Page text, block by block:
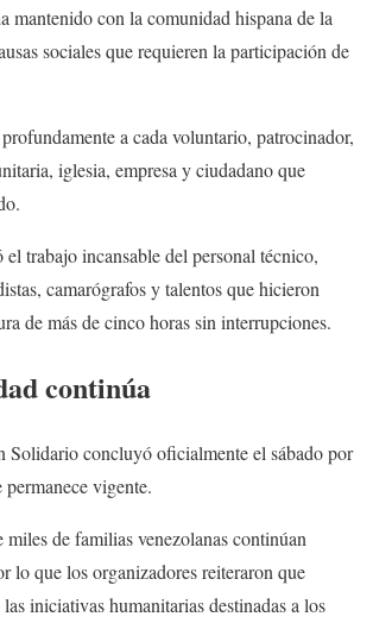
mantenido con la comunidad hispana de la
sociales que requieren la participación de
a cada voluntario, patrocinador,
iglesia, empresa y ciudadano que
trabajo incansable del personal técnico,
camarógrafos y talentos que hicieron
de más de cinco horas sin interrupciones.
continúa
Solidario concluyó oficialmente el sábado por
vigente.
miles de familias venezolanas continúan
lo que los organizadores reiteraron que
iniciativas humanitarias destinadas a los